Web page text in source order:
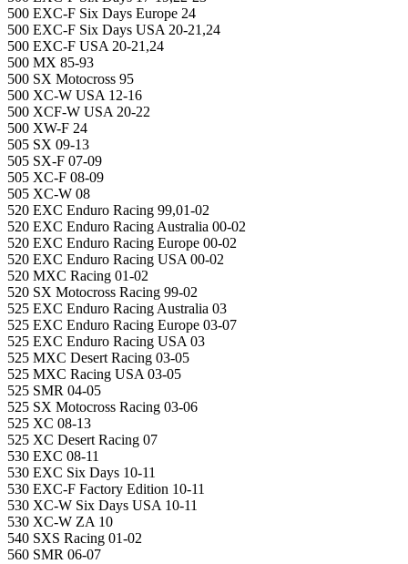
500 EXC-F Six Days Europe 24
500 EXC-F Six Days USA 20-21,24
500 EXC-F USA 20-21,24
500 MX 85-93
500 SX Motocross 95
500 XC-W USA 12-16
500 XCF-W USA 20-22
500 XW-F 24
505 SX 09-13
505 SX-F 07-09
505 XC-F 08-09
505 XC-W 08
520 EXC Enduro Racing 99,01-02
520 EXC Enduro Racing Australia 00-02
520 EXC Enduro Racing Europe 00-02
520 EXC Enduro Racing USA 00-02
520 MXC Racing 01-02
520 SX Motocross Racing 99-02
525 EXC Enduro Racing Australia 03
525 EXC Enduro Racing Europe 03-07
525 EXC Enduro Racing USA 03
525 MXC Desert Racing 03-05
525 MXC Racing USA 03-05
525 SMR 04-05
525 SX Motocross Racing 03-06
525 XC 08-13
525 XC Desert Racing 07
530 EXC 08-11
530 EXC Six Days 10-11
530 EXC-F Factory Edition 10-11
530 XC-W Six Days USA 10-11
530 XC-W ZA 10
540 SXS Racing 01-02
560 SMR 06-07